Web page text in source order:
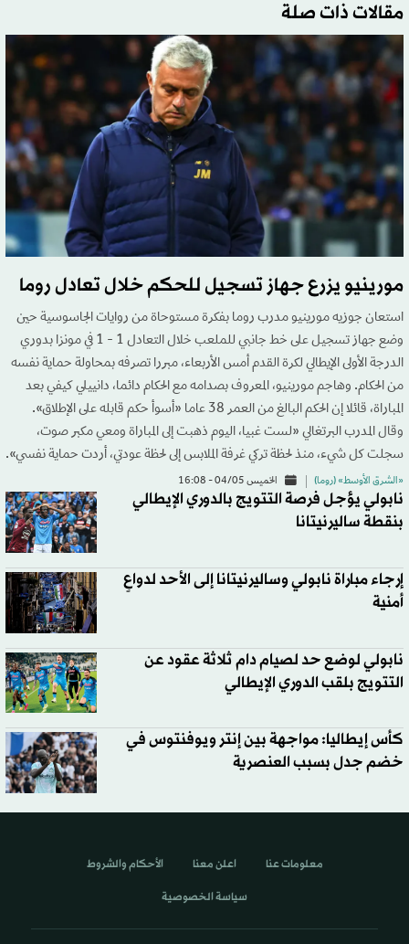
مقالات ذات صلة
مورينيو يزرع جهاز تسجيل للحكم خلال تعادل روما
استعان جوزيه مورينيو مدرب روما بفكرة مستوحاة من روايات الجاسوسية حين
وضع جهاز تسجيل على خط جانبي للملعب خلال التعادل 1 - 1 في مونزا بدوري
الدرجة الأولى الإيطالي لكرة القدم أمس الأربعاء، مبررا تصرفه بمحاولة حماية نفسه
من الحكام. وهاجم مورينيو، المعروف بصدامه مع الحكام دائما، دانييلي كيفي بعد
المباراة، قائلا إن الحكم البالغ من العمر 38 عاما «أسوأ حكم قابله على الإطلاق».
وقال المدرب البرتغالي «لست غبيا، اليوم ذهبت إلى المباراة ومعي مكبر صوت،
سجلت كل شيء، منذ لحظة تركي غرفة الملابس إلى لحظة عودتي، أردت حماية نفسي».
«الشرق الأوسط» (روما) الخميس 04/05 - 16:08
نابولي يؤجل فرصة التتويج بالدوري الإيطالي
بنقطة ساليرنيتانا
إرجاء مباراة نابولي وساليرنيتانا إلى الأحد لدواعٍ
أمنية
نابولي لوضع حد لصيام دام ثلاثة عقود عن
التتويج بلقب الدوري الإيطالي
كأس إيطاليا: مواجهة بين إنتر ويوفنتوس في
خضم جدل بسبب العنصرية
معلومات عنا اعلن معنا الأحكام والشروط
سياسة الخصوصية